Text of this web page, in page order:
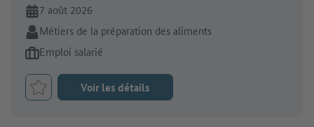
En ligne depuis:
7 août 2026
Secteur:
Métiers de la préparation des aliments
Type d'offre d'emploi:
Emploi salarié
Retenir le job
Voir les détails